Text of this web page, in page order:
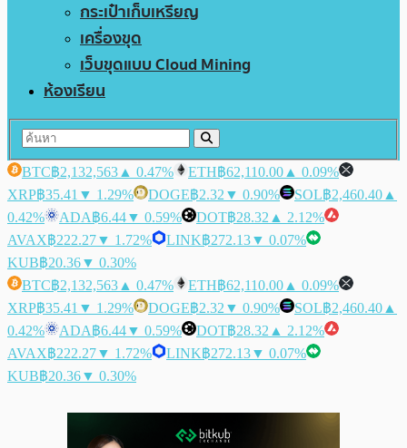
กระเป๋าเก็บเหรียญ
เครื่องขุด
เว็บขุดแบบ Cloud Mining
ห้องเรียน
BTC฿2,132,563 ▲ 0.47% ETH฿62,110.00 ▲ 0.09%
XRP฿35.41 ▼ 1.29% DOGE฿2.32 ▼ 0.90% SOL฿2,460.40 ▲
0.42%
ADA฿6.44▼ 0.59% DOT฿28.32 ▲ 2.12%
AVAX฿222.27▼ 1.72% LINK฿272.13▼ 0.07%
KUB฿20.36▼ 0.30%
BTC฿2,132,563 ▲ 0.47% ETH฿62,110.00 ▲ 0.09%
XRP฿35.41 ▼ 1.29% DOGE฿2.32 ▼ 0.90% SOL฿2,460.40 ▲
0.42%
ADA฿6.44▼ 0.59% DOT฿28.32 ▲ 2.12%
AVAX฿222.27▼ 1.72% LINK฿272.13▼ 0.07%
KUB฿20.36▼ 0.30%